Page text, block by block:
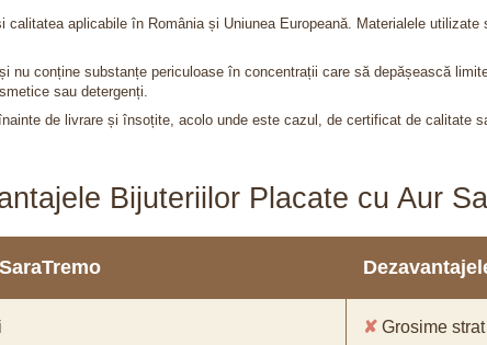
aplicabile în România și Uniunea Europeană. Materialele
nu conține substanțe periculoase în concentrații care să depășească
sau detergenți.
de livrare și însoțite, acolo unde este cazul, de certificat de calitate
Bijuteriilor Placate cu Aur
✘ Grosime